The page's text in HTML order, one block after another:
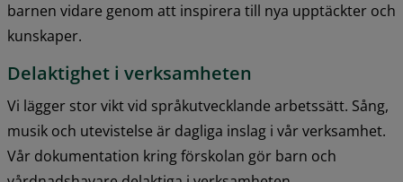
barnen vidare genom att inspirera till nya upptäckter och
kunskaper.
Delaktighet i verksamheten
Vi lägger stor vikt vid språkutvecklande arbetssätt. Sång,
musik och utevistelse är dagliga inslag i vår verksamhet.
Vår dokumentation kring förskolan gör barn och